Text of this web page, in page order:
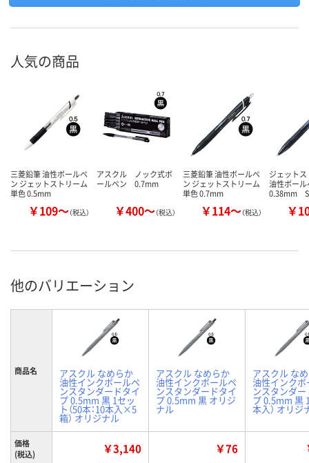
人気の商品
三菱鉛筆 油性ボールペ
ン ジェットストリーム
単色 0.5mm
￥109～（税込）
アスクル ノック式ボ
ールペン 0.7mm
￥400～（税込）
三菱鉛筆 油性ボールペ
ン ジェットストリーム
単色 0.7mm
￥114～（税込）
ジェット
油性ボー
0.38mm
￥
他のバリエーション
商品名 アスクル なめらか
油性インクボールペ
ンスタンダードタイ
プ 0.5mm 黒 1セッ
ト（50本：10本入×5
箱） オリジナル
アスクル なめらか
油性インクボールペ
ンスタンダードタイ
プ 0.5mm 黒 オリジ
ナル
アスクル な
油性インクボ
ンスタンダ
プ 0.5mm 黒
本入） オリジ
価格
(税込)
￥3,140 ￥76